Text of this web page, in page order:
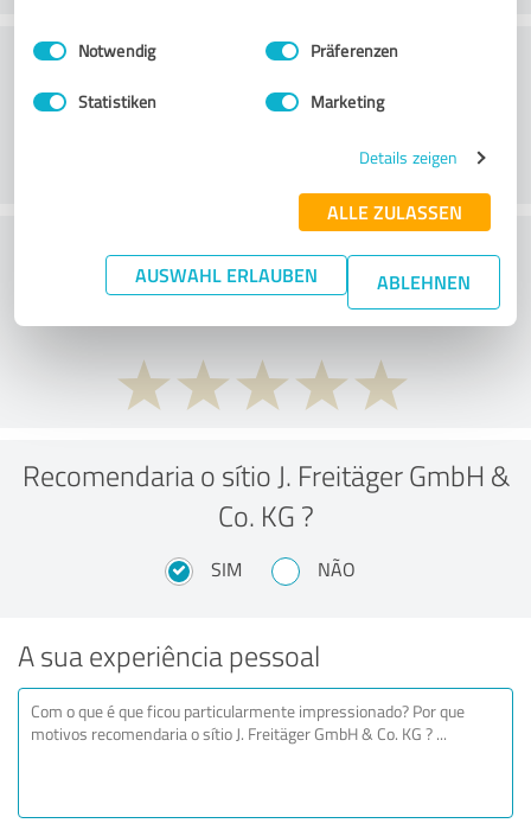
Impressum Datenschutzbestimmungen
Einwilligungsauswahl
Notwendig Präferenzen
Statistiken Marketing
Details zeigen
ALLE ZULASSEN
AUSWAHL ERLAUBEN ABLEHNEN
Serviço ao cliente
O que acha da relação
preço/desempenho?
Recomendaria o sítio J. Freitäger GmbH &
Co. KG ?
SIM NÃO
A sua experiência pessoal